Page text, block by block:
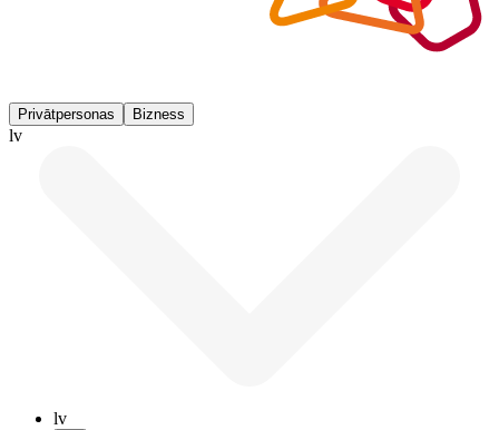
Privātpersonas Bizness
lv
lv